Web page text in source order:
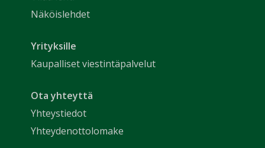
Näköislehdet
Yrityksille
Kaupalliset viestintäpalvelut
Ota yhteyttä
Yhteystiedot
Yhteydenottolomake